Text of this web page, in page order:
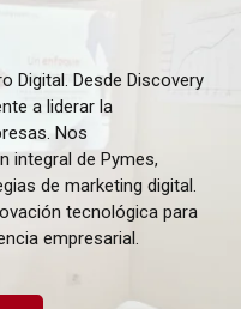
Digital. Desde Discovery
a liderar la
Nos
integral de Pymes,
de marketing digital.
tecnológica para
empresarial.